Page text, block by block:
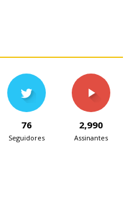
76
Seguidores
2,990
Assinantes